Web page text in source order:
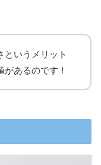
というメリット
あるのです！